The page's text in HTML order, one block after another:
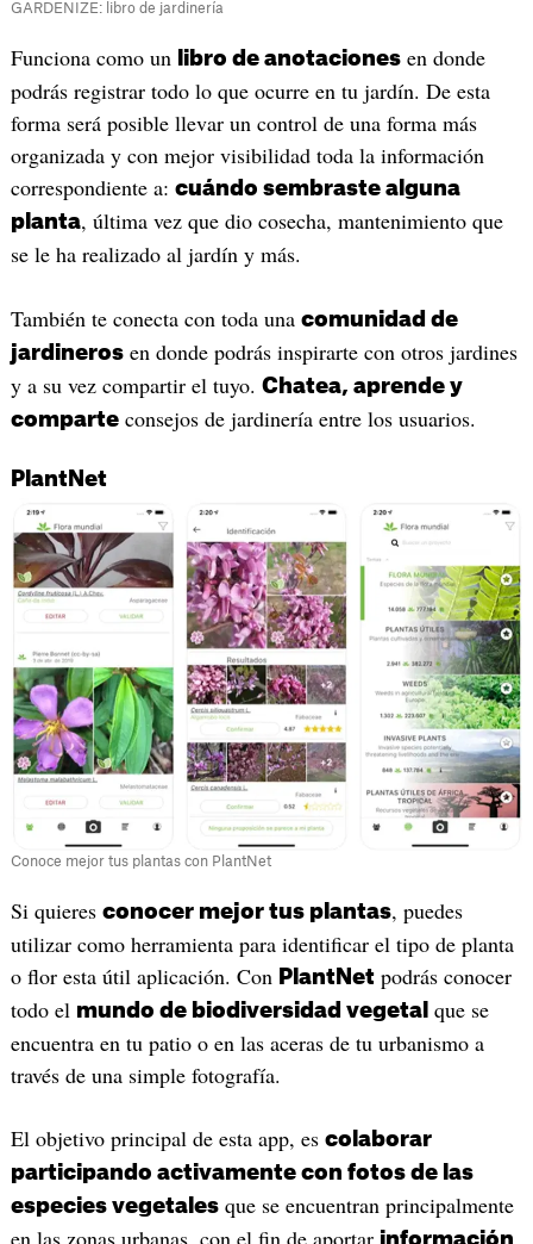
GARDENIZE: libro de jardinería
‎Funciona como un libro de anotacionesen donde
podrás registrar todo lo que ocurre en tu jardín. De esta
forma será posible llevar un control de una forma más
organizada y con mejor visibilidad toda la información
correspondiente a: cuándo sembraste alguna
planta, última vez que dio cosecha, mantenimiento que
se le ha realizado al jardín y más.
También te conecta con toda una comunidad de
jardinerosen donde podrás inspirarte con otros jardines
y a su vez compartir el tuyo. Chatea, aprende y
comparteconsejos de jardinería entre los usuarios.
PlantNet
Conoce mejor tus plantas con PlantNet
‎Si quieres conocer mejor tus plantas, puedes
utilizar como herramienta para identificar el tipo de planta
o flor esta útil aplicación. Con PlantNetpodrás conocer
todo el mundo de biodiversidad vegetal que se
encuentra en tu patio o en las aceras de tu urbanismo a
través de una simple fotografía.
El objetivo principal de esta app, es colaborar
participando activamente con fotos de las
especies vegetalesque se encuentran principalmente
información